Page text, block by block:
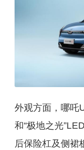
外观方面，哪吒
和“极地之光
后保险杠及侧裙